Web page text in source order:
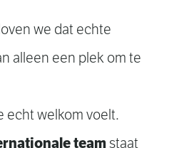
we dat echte
alleen een plek om te
echt welkom voelt.
teamstaat